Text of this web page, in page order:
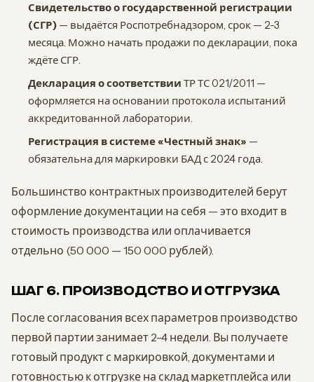
Свидетельство о государственной регистрации
(СГР) — выдаётся Роспотребнадзором, срок — 2-3
месяца. Можно начать продажи по декларации, пока
ждёте СГР.
Декларация о соответствии ТР ТС 021/2011 —
оформляется на основании протокола испытаний
аккредитованной лаборатории.
Регистрация в системе «Честный знак» —
обязательна для маркировки БАД с 2024 года.
Большинство контрактных производителей берут
оформление документации на себя — это входит в
стоимость производства или оплачивается
отдельно (50 000 — 150 000 рублей).
ШАГ 6. ПРОИЗВОДСТВО И ОТГРУЗКА
После согласования всех параметров производство
первой партии занимает 2-4 недели. Вы получаете
готовый продукт с маркировкой, документами и
готовностью к отгрузке на склад маркетплейса или